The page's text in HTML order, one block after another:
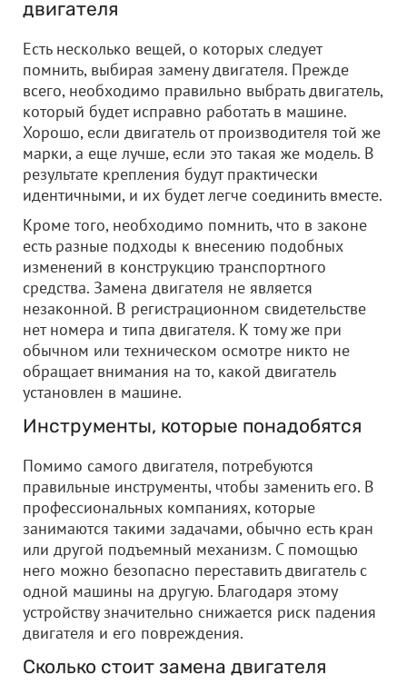
двигателя
Есть несколько вещей, о которых следует
помнить, выбирая замену двигателя. Прежде
всего, необходимо правильно выбрать двигатель,
который будет исправно работать в машине.
Хорошо, если двигатель от производителя той же
марки, а еще лучше, если это такая же модель. В
результате крепления будут практически
идентичными, и их будет легче соединить вместе.
Кроме того, необходимо помнить, что в законе
есть разные подходы к внесению подобных
изменений в конструкцию транспортного
средства. Замена двигателя не является
незаконной. В регистрационном свидетельстве
нет номера и типа двигателя. К тому же при
обычном или техническом осмотре никто не
обращает внимания на то, какой двигатель
установлен в машине.
Инструменты, которые понадобятся
Помимо самого двигателя, потребуются
правильные инструменты, чтобы заменить его. В
профессиональных компаниях, которые
занимаются такими задачами, обычно есть кран
или другой подъемный механизм. С помощью
него можно безопасно переставить двигатель с
одной машины на другую. Благодаря этому
устройству значительно снижается риск падения
двигателя и его повреждения.
Сколько стоит замена двигателя